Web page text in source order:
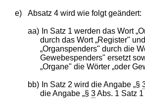
e) Absatz 4 wird wie folgt geändert:
aa)
In Satz 1 werden das Wort
durch das Wort „Register"
„Organspenders" durch die
Gewebespenders" ersetzt
„Organe" die Wörter „oder
bb) In Satz 2 wird die Angabe „§
die Angabe „§3Abs. 1 Satz